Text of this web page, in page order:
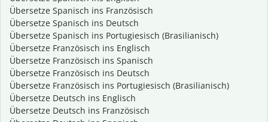
Übersetze Spanisch ins Französisch
Übersetze Spanisch ins Deutsch
Übersetze Spanisch ins Portugiesisch (Brasilianisch)
Übersetze Französisch ins Englisch
Übersetze Französisch ins Spanisch
Übersetze Französisch ins Deutsch
Übersetze Französisch ins Portugiesisch (Brasilianisch)
Übersetze Deutsch ins Englisch
Übersetze Deutsch ins Französisch